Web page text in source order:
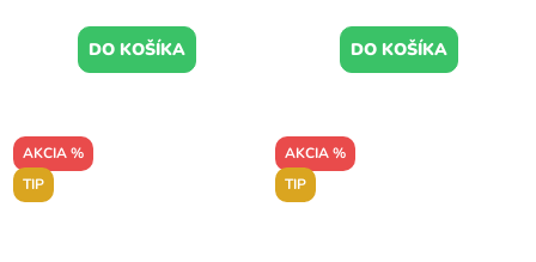
DO KOŠÍKA DO KOŠÍKA
AKCIA %
TIP
AKCIA %
TIP